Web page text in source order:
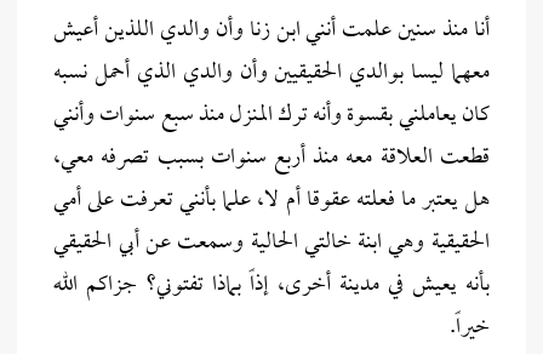
أنا منذ سنين علمت أنني ابن زنا وأن والدي اللذين أعيش
معهما ليسا بوالدي الحقيقيين وأن والدي الذي أحمل نسبه
كان يعاملني بقسوة وأنه ترك المنزل منذ سبع سنوات وأنني
قطعت العلاقة معه منذ أربع سنوات بسبب تصرفه معي،
هل يعتبر ما فعلته عقوقا أم لا، علما بأنني تعرفت على أمي
الحقيقية وهي ابنة خالتي الحالية وسمعت عن أبي الحقيقي
بأنه يعيش في مدينة أخرى، إذاً بماذا تفتوني؟ جزاكم الله
خيراً.